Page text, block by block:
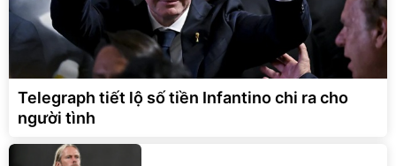
Telegraph tiết lộ số tiền Infantino chi ra cho
người tình